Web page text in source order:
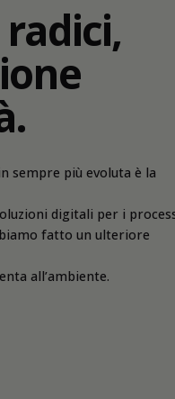
sempre più evoluta è la
digitali per i
fatto un ulteriore
all’ambiente.